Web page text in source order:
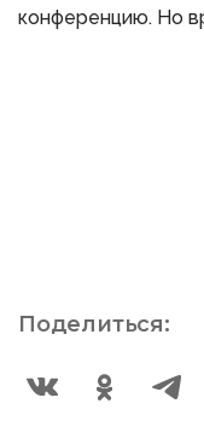
конференцию. Но
Поделиться: